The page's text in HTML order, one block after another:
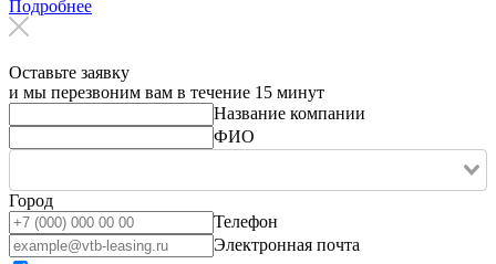
Подробнее
Оставьте заявку
и мы перезвоним вам в течение 15 минут
Название компании
ФИО
Город
Телефон
Электронная почта